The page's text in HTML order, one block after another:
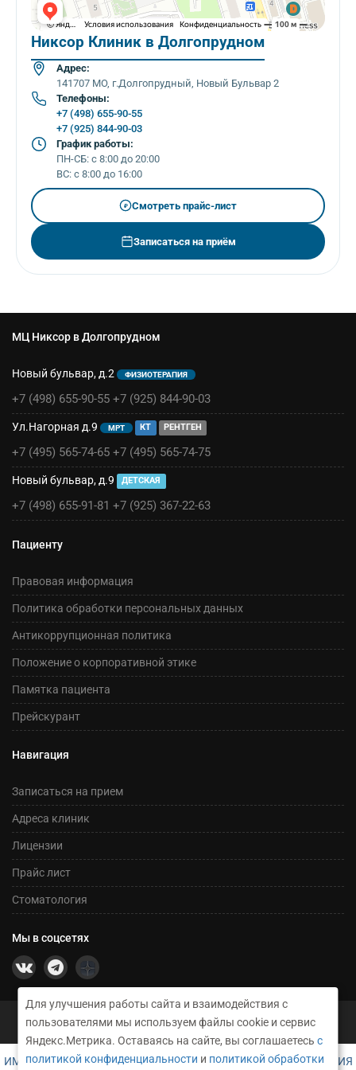
Никсор Клиник в Долгопрудном
Адрес:
141707 МО, г.Долгопрудный, Новый Бульвар 2
Телефоны:
+7 (498) 655-90-55
+7 (925) 844-90-03
График работы:
ПН-СБ: с 8:00 до 20:00
ВС: с 8:00 до 16:00
₽ Смотреть прайс-лист
Записаться на приём
Для улучшения работы сайта и взаимодействия с
пользователями мы используем файлы cookie и сервис
Яндекс.Метрика. Оставаясь на сайте, вы соглашаетесьс
политикой конфиденциальности и политикой обработки
МЦ Никсор в Долгопрудном
Новый бульвар, д.2 ФИЗИОТЕРАПИЯ
+7 (498) 655-90-55 +7 (925) 844-90-03
Ул.Нагорная д.9 МРТ КТ РЕНТГЕН
+7 (495) 565-74-65 +7 (495) 565-74-75
Новый бульвар, д.9 ДЕТСКАЯ
+7 (498) 655-91-81 +7 (925) 367-22-63
Пациенту
Правовая информация
Политика обработки персональных данных
Антикоррупционная политика
Положение о корпоративной этике
Памятка пациента
Прейскурант
Навигация
Записаться на прием
Адреса клиник
Лицензии
Прайс лист
Стоматология
Мы в соцсетях
©2026 Сеть медицинских центров Никсор
Техническое сопровождение и создание сайта RusGrup
ИМЕЮТСЯ ПРОТИВОПОКАЗАНИЯ. НЕОБХОДИМА КОНСУЛЬТАЦИЯ